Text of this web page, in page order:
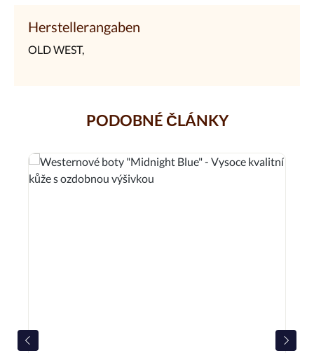
Herstellerangaben
OLD WEST,
PODOBNÉ ČLÁNKY